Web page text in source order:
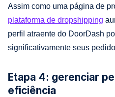
Assim como uma página de
plataforma de dropshipping
perfil atraente do DoorDash
significativamente seus
Etapa 4: gerenciar
eficiência